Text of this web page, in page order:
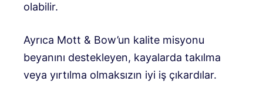
olabilir.
Ayrıca Mott & Bow’un kalite misyonu
beyanını destekleyen, kayalarda takılma
veya yırtılma olmaksızın iyi iş çıkardılar.